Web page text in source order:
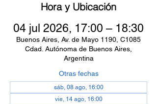
Hora y Ubicación
04 jul 2026, 17:00 – 18:30
Buenos Aires, Av. de Mayo 1190, C1085
Cdad. Autónoma de Buenos Aires,
Argentina
Otras fechas
sáb, 08 ago, 16:00
vie, 14 ago, 16:00